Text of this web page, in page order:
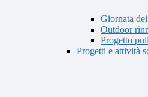
Giornata
Outdoor
Progetto
Progetti e attività